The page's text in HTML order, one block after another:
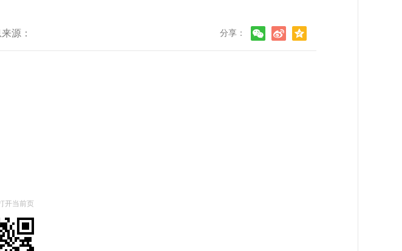
源： 分享：
开当前页